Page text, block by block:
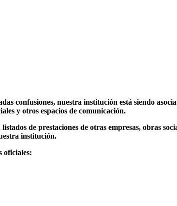
confusiones, nuestra institución está siendo
y otros espacios de comunicación.
de prestaciones de otras empresas, obras
institución.
oficiales: